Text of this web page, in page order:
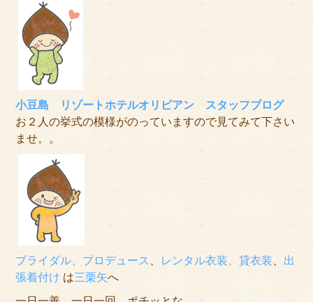
小豆島 リゾートホテルオリビアン スタッフブログ
お２人の挙式の模様がのっていますので見てみて下さい
ませ。。
ブライダル、プロデュース レンタル衣装、貸衣装
出
張着付け は三栗矢へ